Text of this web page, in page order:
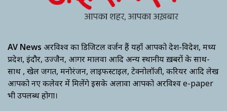
AV News अक्षरविश्व का डिजिटल वर्जन हैं यहाँ आपको देश-विदेश, मध्य
प्रदेश, इंदौर, उज्जैन, आगर मालवा आदि अन्य स्थानीय ख़बरों के साथ-
साथ , खेल जगत, मनोरंजन, लाइफस्टाइल, टेक्नोलॉजी, करियर आदि लेख
आपको नए कलेवर में मिलेंगे इसके अलावा आपको अक्षरविश्व e-paper
भी उपलब्ध होगा।